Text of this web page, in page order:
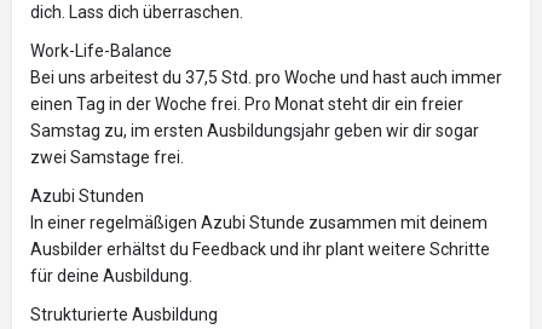
dich. Lass dich überraschen.
Work-Life-Balance
Bei uns arbeitest du 37,5 Std. pro Woche und hast auch immer
einen Tag in der Woche frei. Pro Monat steht dir ein freier
Samstag zu, im ersten Ausbildungsjahr geben wir dir sogar
zwei Samstage frei.
Azubi Stunden
In einer regelmäßigen Azubi Stunde zusammen mit deinem
Ausbilder erhältst du Feedback und ihr plant weitere Schritte
für deine Ausbildung.
Strukturierte Ausbildung